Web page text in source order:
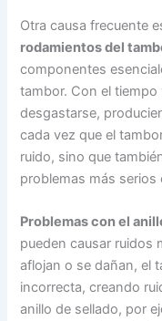
Otra causa frecuente
rodamientos del
componentes
tambor. Con el
desgastarse,
cada vez que el
ruido, sino que
problemas más serios
Problemas con el
pueden causar ruidos
aflojan o se dañan, el
incorrecta, creando
anillo de sellado, por